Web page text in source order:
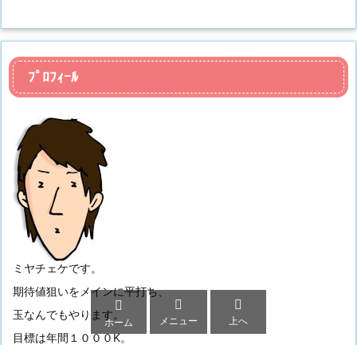
ﾌﾟﾛﾌｨｰﾙ
ミヤチェケです。
期待値狙いをメインに平打ち、
玉なんでもやります。
目標は年間１０００K。

ホーム

メニュー

上へ